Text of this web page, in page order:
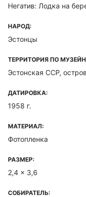
Негатив: Лодка на
НАРОД:
Эстонцы
ТЕРРИТОРИЯ ПО
Эстонская ССР,
ДАТИРОВКА:
1958 г.
МАТЕРИАЛ:
Фотопленка
РАЗМЕР:
2,4 x 3,6
СОБИРАТЕЛЬ: